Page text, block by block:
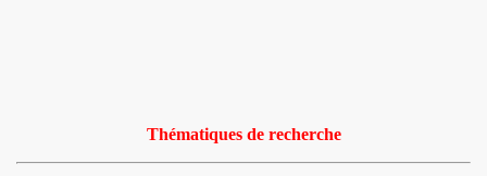
Thématiques de recherche